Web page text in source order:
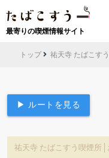
最寄りの喫煙情報サイト
トップ 祐天寺 たばこす
▶ ルートを見る
祐天寺 たばこすう喫煙所